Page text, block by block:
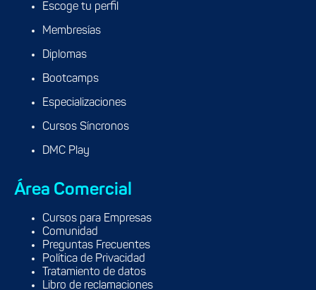
Escoge tu perfil
Membresías
Diplomas
Bootcamps
Especializaciones
Cursos Síncronos
DMC Play
Área Comercial
Cursos para Empresas
Comunidad
Preguntas Frecuentes
Política de Privacidad
Tratamiento de datos
Libro de reclamaciones